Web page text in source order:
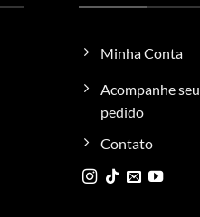
Minha Conta
Acompanhe seu
pedido
Contato